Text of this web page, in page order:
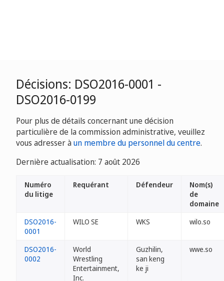
Décisions: DSO2016-0001 -
DSO2016-0199
Pour plus de détails concernant une décision
particulière de la commission administrative, veuillez
vous adresser àun membre du personnel du centre.
Dernière actualisation: 7 août 2026
Numéro
du litige
Requérant Défendeur
Nom(s)
de
domaine
DSO2016-
0001
WILO SE WKS wilo.so
DSO2016-
0002
World
Wrestling
Entertainment,
Inc.
Guzhilin,
san keng
ke ji
wwe.so